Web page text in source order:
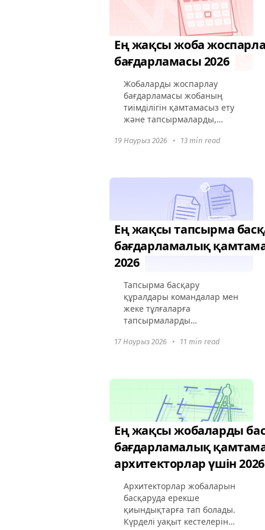
Ең жақсы жоба
бағдарламасы 2026
Жобаларды жоспарлау
бағдарламасы жобаның
тиімділігін қамтамасыз ету
және тапсырмаларды,
ресурстарды басқару
үшін маңызды. Бұл мақала
19 Наурыз 2026 • 13 min read
Ең жақсы тапсырма
бағдарламалық
2026
Тапсырма басқару
құралдары командалар мен
жеке тұлғаларға
тапсырмаларды
арттыруға көмектеседі.
құралдар негізінен тек
қарапайым тапсырма...
17 Наурыз 2026 • 11 min read
Ең жақсы жобаларды
бағдарламалық
архитекторлар үшін
Архитекторлар жобаларын
басқаруда ерекше
қиындықтарға тап болады.
Күрделі уақыт кестелерін